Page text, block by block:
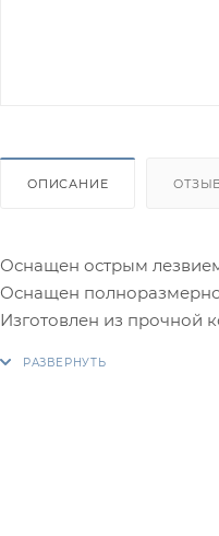
ОПИСАНИЕ
Оснащен острым
Оснащен
Изготовлен из прочной